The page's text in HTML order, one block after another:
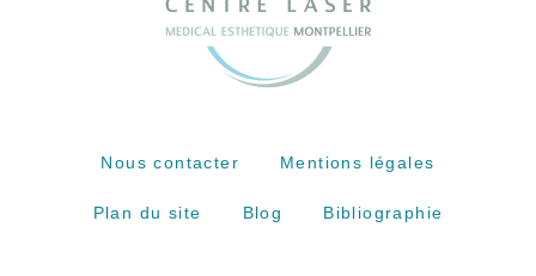
Nous contacter Mentions légales
Plan du site Blog Bibliographie